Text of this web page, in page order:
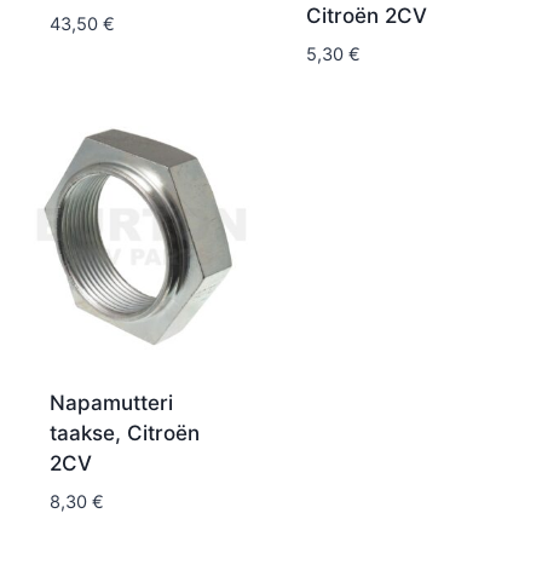
43,50 €
Citroën 2CV
5,30 €
Napamutteri
taakse, Citroën
2CV
8,30 €